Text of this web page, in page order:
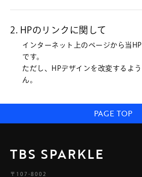
2. HPのリンクに関して
インターネット上のページから当
です。
ただし、HPデザインを改変するよ
ん。
PAGE TOP
TBS SPARKLE
〒107-8002